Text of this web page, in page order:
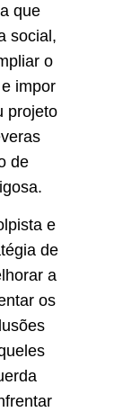
que
social,
o
impor
projeto
de
e
de
a
os